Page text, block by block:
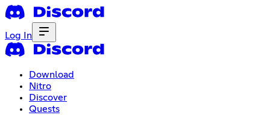
Log In
Download
Nitro
Discover
Quests